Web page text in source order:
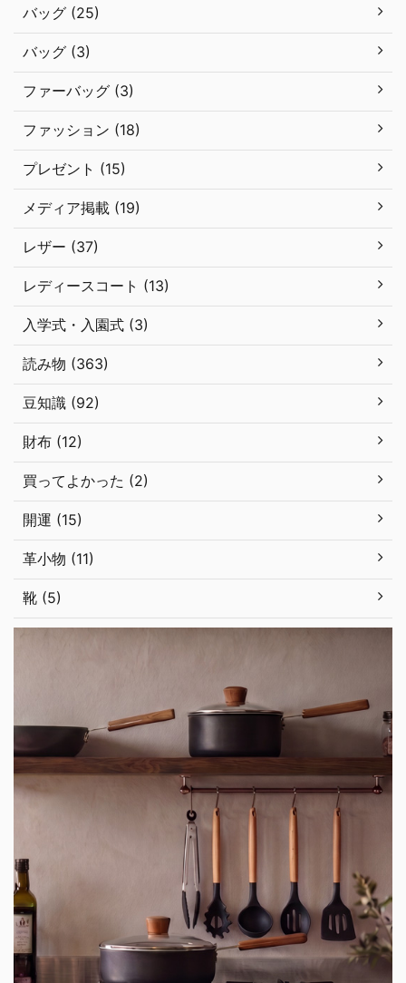
バッグ (25)
バッグ (3)
ファーバッグ (3)
ファッション (18)
プレゼント (15)
メディア掲載 (19)
レザー (37)
レディースコート (13)
入学式・入園式 (3)
読み物 (363)
豆知識 (92)
財布 (12)
買ってよかった (2)
開運 (15)
革小物 (11)
靴 (5)